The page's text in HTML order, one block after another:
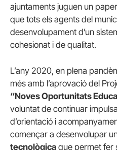
ajuntaments juguen un
que tots els agents del
desenvolupament d’un
cohesionat i de qualitat.
L’any 2020, en plena
més amb l’aprovació del
“Noves Oportunitats
voluntat de continuar
d’orientació i
començar a desenvolupar
tecnològica que permet fer